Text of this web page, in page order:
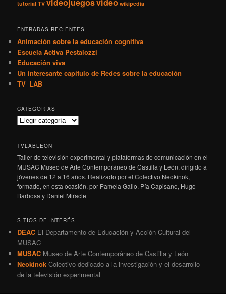
tutorial TV videojuegosvídeo wikipedia
ENTRADAS RECIENTES
Animación sobre la educación cognitiva
Escuela Activa Pestalozzi
Educación viva
Un interesante capítulo de Redes sobre la educación
TV_LAB
CATEGORÍAS
TVLABLEON
Taller de televisión experimental y plataformas de comunicación en el
MUSAC Museo de Arte Contemporáneo de Castilla y León, dirigido a
jóvenes de 12 a 16 años. Realizado por el Colectivo Neokinok,
formado, en esta ocasión, por Pamela Gallo, Pía Capisano, Hugo
Barbosa y Daniel Miracle
SITIOS DE INTERÉS
DEAC El Departamento de Educación y Acción Cultural del
MUSAC
MUSAC Museo de Arte Contemporáneo de Castilla y León
Neokinok Colectivo dedicado a la investigación y el desarrollo
de la televisión experimental